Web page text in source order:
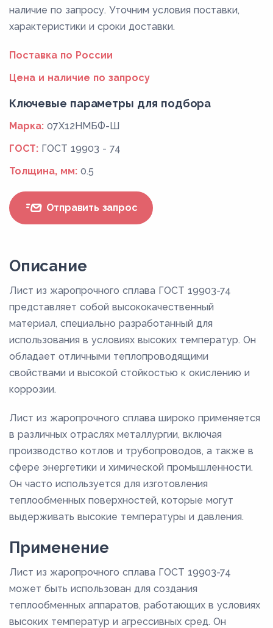
наличие по запросу. Уточним условия поставки,
характеристики и сроки доставки.
Поставка по России
Цена и наличие по запросу
Ключевые параметры для подбора
Марка: 07Х12НМБФ-Ш
ГОСТ: ГОСТ 19903 - 74
Толщина, мм: 0.5
Отправить запрос
Описание
Лист из жаропрочного сплава ГОСТ 19903-74
представляет собой высококачественный
материал, специально разработанный для
использования в условиях высоких температур. Он
обладает отличными теплопроводящими
свойствами и высокой стойкостью к окислению и
коррозии.
Лист из жаропрочного сплава широко применяется
в различных отраслях металлургии, включая
производство котлов и трубопроводов, а также в
сфере энергетики и химической промышленности.
Он часто используется для изготовления
теплообменных поверхностей, которые могут
выдерживать высокие температуры и давления.
Применение
Лист из жаропрочного сплава ГОСТ 19903-74
может быть использован для создания
теплообменных аппаратов, работающих в условиях
высоких температур и агрессивных сред. Он